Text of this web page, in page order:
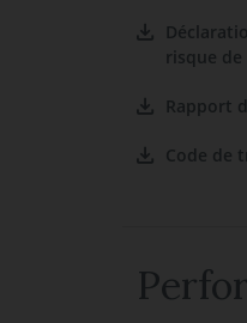
risque
Rapport
Code de